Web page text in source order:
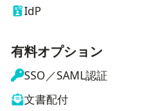
IdP
有料オプション
SSO／SAML認証
文書配付